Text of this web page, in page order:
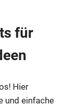
für
Hier
und einfache